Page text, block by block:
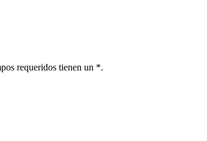
requeridos tienen un *.